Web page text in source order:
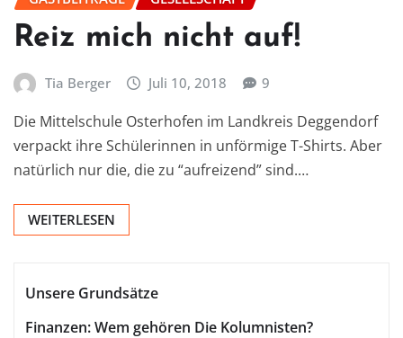
Reiz mich nicht auf!
Tia Berger Juli 10, 2018 9
Die Mittelschule Osterhofen im Landkreis Deggendorf
verpackt ihre Schülerinnen in unförmige T-Shirts. Aber
natürlich nur die, die zu “aufreizend” sind.…
WEITERLESEN
Unsere Grundsätze
Finanzen: Wem gehören Die Kolumnisten?